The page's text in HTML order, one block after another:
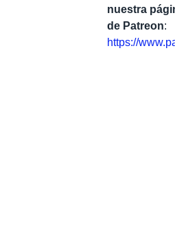
nuestra
de Patreon:
https://